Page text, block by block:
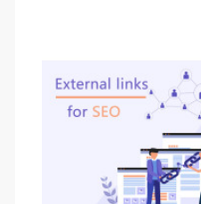
POURQUOI NOUS